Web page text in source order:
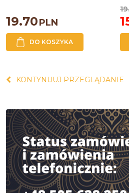
19.70PLN
DO KOSZYKA
KONTYNUUJ PRZEGLĄDANIE